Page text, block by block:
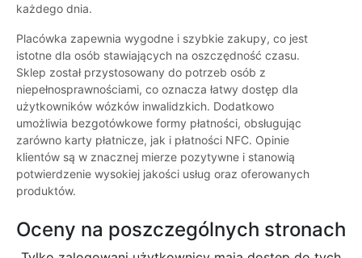
każdego dnia.
Placówka zapewnia wygodne i szybkie zakupy, co jest
istotne dla osób stawiających na oszczędność czasu.
Sklep został przystosowany do potrzeb osób z
niepełnosprawnościami, co oznacza łatwy dostęp dla
użytkowników wózków inwalidzkich. Dodatkowo
umożliwia bezgotówkowe formy płatności, obsługując
zarówno karty płatnicze, jak i płatności NFC. Opinie
klientów są w znacznej mierze pozytywne i stanowią
potwierdzenie wysokiej jakości usług oraz oferowanych
produktów.
Oceny na poszczególnych stronach